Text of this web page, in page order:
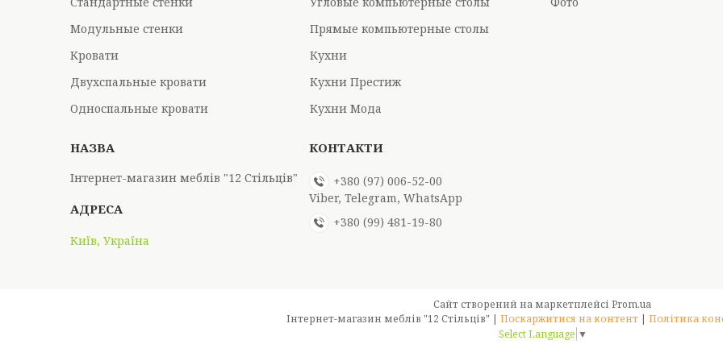
Модульные стенки
Кровати
Двухспальные кровати
Односпальные кровати
Прямые компьютерные столы
Кухни
Кухни Престиж
Кухни Мода
Інтернет-магазин меблів "12 Стільців"
Київ, Україна
+380 (97) 006-52-00
Viber, Telegram, WhatsApp
+380 (99) 481-19-80
Сайт створений на маркетплейсі Prom.ua
Інтернет-магазин меблів "12 Стільців" | Поскаржитися на контент | Політика
Select Language ▼